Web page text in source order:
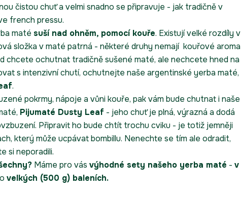
čistou chuť a velmi snadno se připravuje - jak tradičně v
french pressu.
maté suší nad ohněm, pomocí kouře. Existují velké rozdíly v
složka v maté patrná - některé druhy nemají kouřové aroma
chcete ochutnat tradičně sušené maté, ale nechcete hned na
s intenzivní chutí, ochutnejte naše argentinské yerba maté,
.
pokrmy, nápoje a vůni kouře, pak vám bude chutnat i naše
Pijumaté Dusty Leaf - jeho chuť je plná, výrazná a dodá
Připravit ho bude chtít trochu cviku - je totiž jemněji
který může ucpávat bombillu. Nenechte se tím ale odradit,
si neporadili.
Máme pro vás výhodné sety našeho yerba maté - v
velkých (500 g) baleních.